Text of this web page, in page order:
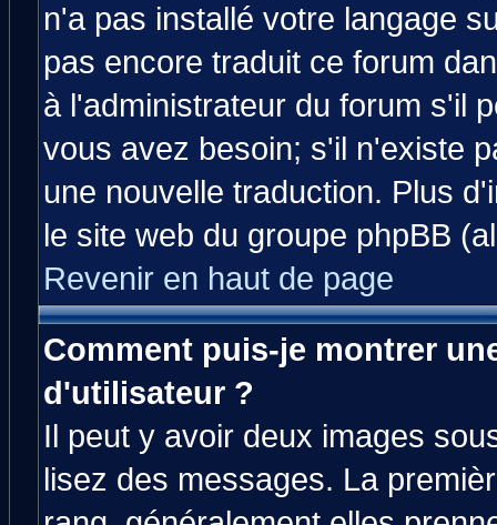
n'a pas installé votre langage
pas encore traduit ce forum
à l'administrateur du forum s'il
vous avez besoin; s'il n'existe
une nouvelle traduction. Plus
le site web du groupe phpBB
Revenir en haut de page
Comment puis-je montrer
d'utilisateur ?
Il peut y avoir deux images
lisez des messages. La